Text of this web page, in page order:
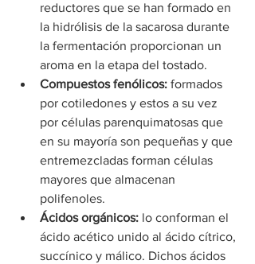
reductores que se han formado en
la hidrólisis de la sacarosa durante
la fermentación proporcionan un
aroma en la etapa del tostado.
Compuestos fenólicos: formados
por cotiledones y estos a su vez
por células parenquimatosas que
en su mayoría son pequeñas y que
entremezcladas forman células
mayores que almacenan
polifenoles.
Ácidos orgánicos: lo conforman el
ácido acético unido al ácido cítrico,
succínico y málico. Dichos ácidos